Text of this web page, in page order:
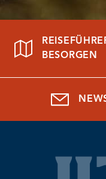
BESORGEN